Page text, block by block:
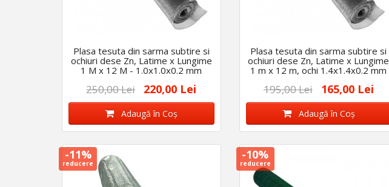
Plasa tesuta din sarma subtire si
ochiuri dese Zn, Latime x Lungime
1 M x 12 M - 1.0x1.0x0.2 mm
250,00 Lei 220,00 Lei
Adaugă în Coş
Plasa tesuta din sarma subtire si
ochiuri dese Zn, Latime x Lungime
1 m x 12 m, ochi 1.4x1.4x0.2 mm
195,00 Lei 165,00 Lei
Adaugă în Coş
-11%
reducere
-10%
reducere